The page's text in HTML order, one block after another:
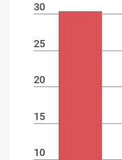
30
25
20
15
10